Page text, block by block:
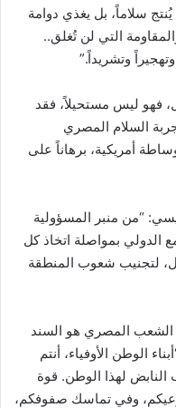
سلاماً، بل يغذي دوامة
التي لن تُغلق..
وتشريداً.”
فهو ليس مستحيلاً، فقد
السلام المصري
أمريكية، برهاناً على
“من منبر المسؤولية
الدولي بمواصلة اتخاذ كل
لتجنيب شعوب المنطقة
الشعب المصري هو السند
الوطن الأوفياء، أنتم
النابض لهذا الوطن. قوة
وفي تماسك صفوفكم،